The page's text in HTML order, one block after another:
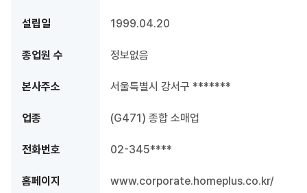
설립일 1999.04.20
종업원 수 정보없음
본사주소 서울특별시 강서구 *******
업종 (G471) 종합 소매업
전화번호 02-345****
홈페이지 www.corporate.homeplus.co.kr/